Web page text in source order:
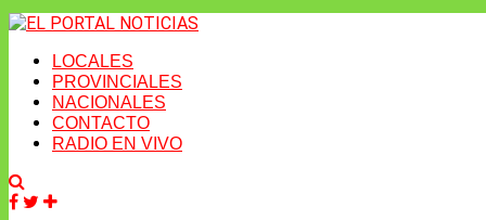
LOCALES
PROVINCIALES
NACIONALES
CONTACTO
RADIO EN VIVO